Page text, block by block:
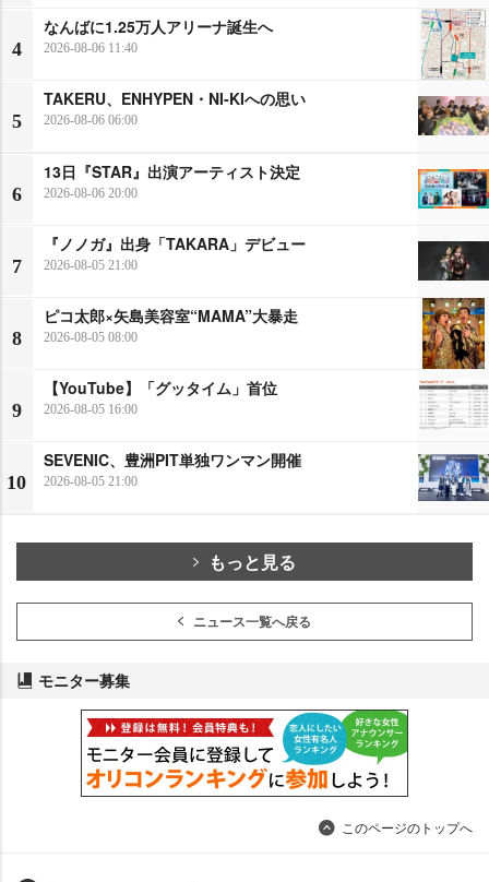
4
なんばに1.25万人アリーナ誕生へ
2026-08-06 11:40
5
TAKERU、ENHYPEN・NI-KIへの思い
2026-08-06 06:00
6
13日『STAR』出演アーティスト決定
2026-08-06 20:00
7
『ノノガ』出身「TAKARA」デビュー
2026-08-05 21:00
8
ピコ太郎×矢島美容室“MAMA”大暴走
2026-08-05 08:00
9
【YouTube】「グッタイム」首位
2026-08-05 16:00
10
SEVENIC、豊洲PIT単独ワンマン開催
2026-08-05 21:00
もっと見る
ニュース一覧へ戻る
モニター募集
このページのトップへ